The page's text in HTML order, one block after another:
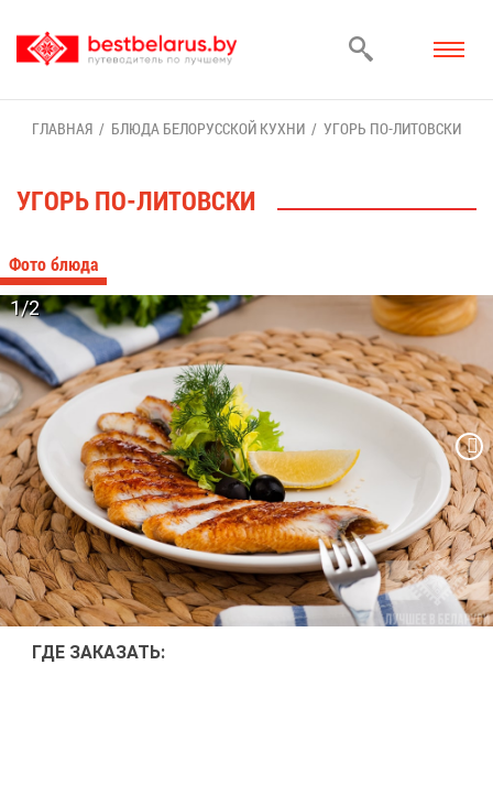
ГЛАВ­НАЯ БЛЮ­ДА БЕ­ЛО­РУС­СКОЙ КУХ­НИ УГОРЬ ПО-ЛИ­ТОВ­СКИ
УГОРЬ ПО-ЛИ­ТОВ­СКИ
Фо­то блю­да
ГДЕ ЗА­КА­ЗАТЬ:
1/2